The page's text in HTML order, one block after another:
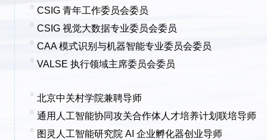
CSIG 青年工作委员会委员
CSIG 视觉大数据专业委员会委员
CAA 模式识别与机器智能专业委员会委员
VALSE 执行领域主席委员会委员
北京中关村学院兼聘导师
通用人工智能协同攻关合作体人才培养计划联培导师
图灵人工智能研究院 AI 企业孵化器创业导师